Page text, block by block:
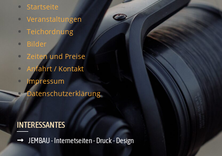
Startseite
Veranstaltungen
Teichordnung
Bilder
Zeiten und Preise
Anfahrt / Kontakt
Impressum
Datenschutzerklärung
INTERESSANTES
JEMBAU - Internetseiten - Druck - Design